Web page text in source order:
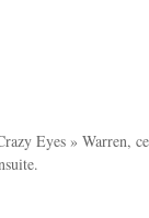
Eyes » Warren,